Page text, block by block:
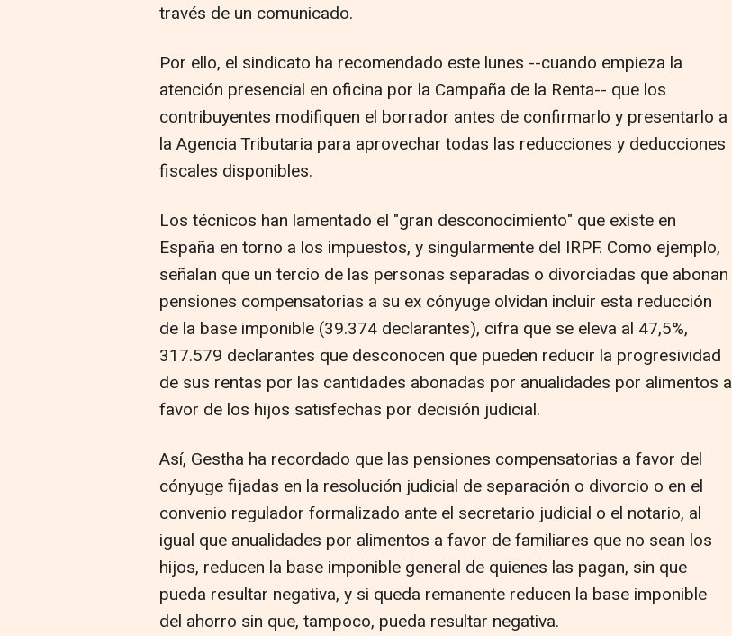
través de un comunicado.
Por ello, el sindicato ha recomendado este lunes --cuando empieza la
atención presencial en oficina por la Campaña de la Renta-- que los
contribuyentes modifiquen el borrador antes de confirmarlo y presentarlo a
la Agencia Tributaria para aprovechar todas las reducciones y deducciones
fiscales disponibles.
Los técnicos han lamentado el "gran desconocimiento" que existe en
España en torno a los impuestos, y singularmente del IRPF. Como ejemplo,
señalan que un tercio de las personas separadas o divorciadas que abonan
pensiones compensatorias a su ex cónyuge olvidan incluir esta reducción
de la base imponible (39.374 declarantes), cifra que se eleva al 47,5%,
317.579 declarantes que desconocen que pueden reducir la progresividad
de sus rentas por las cantidades abonadas por anualidades por alimentos a
favor de los hijos satisfechas por decisión judicial.
Así, Gestha ha recordado que las pensiones compensatorias a favor del
cónyuge fijadas en la resolución judicial de separación o divorcio o en el
convenio regulador formalizado ante el secretario judicial o el notario, al
igual que anualidades por alimentos a favor de familiares que no sean los
hijos, reducen la base imponible general de quienes las pagan, sin que
pueda resultar negativa, y si queda remanente reducen la base imponible
del ahorro sin que, tampoco, pueda resultar negativa.